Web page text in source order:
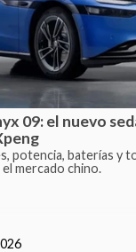
09: el nuevo
potencia, baterías y
mercado chino.